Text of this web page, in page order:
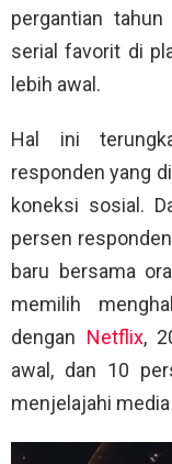
pergantian
serial favorit di
lebih awal.
Hal ini
responden yang
koneksi sosial.
persen
baru bersama
memilih
dengan Netflix,
awal, dan 10
menjelajahi